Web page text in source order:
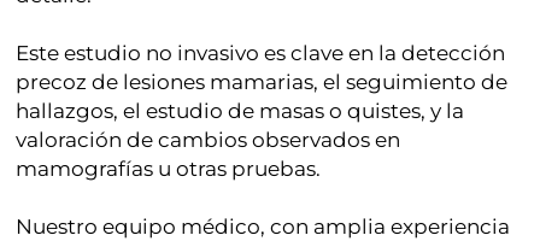
Este estudio no invasivo es clave en ladetección
precoz de lesiones mamarias, el seguimiento de
hallazgos, el estudio de masas o quistes, y la
valoración de cambios observados en
mamografías u otras pruebas.
Nuestro equipo médico, con amplia experiencia